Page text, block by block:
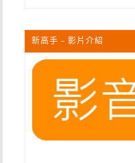
新高手 – 影片介紹